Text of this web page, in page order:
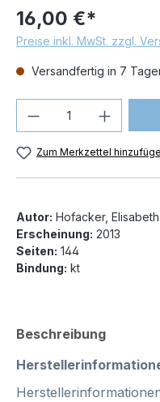
16,00 €*
Preise inkl. MwSt. zzgl.
Versandfertig in 7
Produkt
Zum Merkzettel
Autor: Hofacker, Elisabeth
Erscheinung: 2013
Seiten: 144
Bindung: kt
Beschreibung